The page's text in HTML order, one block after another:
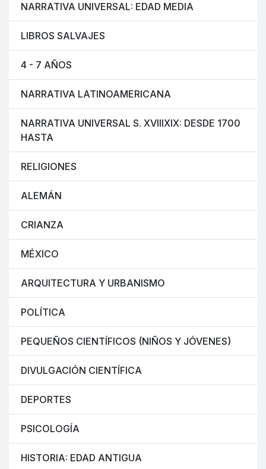
NARRATIVA UNIVERSAL: EDAD MEDIA
LIBROS SALVAJES
4 - 7 AÑOS
NARRATIVA LATINOAMERICANA
NARRATIVA UNIVERSAL S. XVIIIXIX: DESDE 1700
HASTA
RELIGIONES
ALEMÁN
CRIANZA
MÉXICO
ARQUITECTURA Y URBANISMO
POLÍTICA
PEQUEÑOS CIENTÍFICOS (NIÑOS Y JÓVENES)
DIVULGACIÓN CIENTÍFICA
DEPORTES
PSICOLOGÍA
HISTORIA: EDAD ANTIGUA